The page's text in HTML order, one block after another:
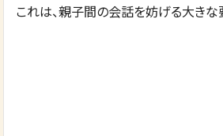
これは、親子間の会話を妨げる大きな